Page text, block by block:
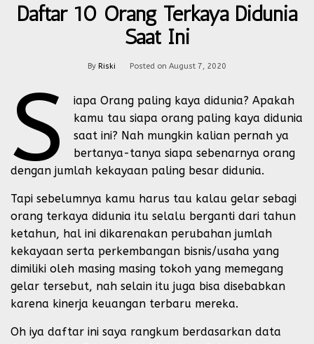
Daftar 10 Orang Terkaya Didunia
Saat Ini
By Riski Posted on August 7, 2020
S
iapa Orang paling kaya didunia? Apakah
kamu tau siapa orang paling kaya didunia
saat ini? Nah mungkin kalian pernah ya
bertanya-tanya siapa sebenarnya orang
dengan jumlah kekayaan paling besar didunia.
Tapi sebelumnya kamu harus tau kalau gelar sebagi
orang terkaya didunia itu selalu berganti dari tahun
ketahun, hal ini dikarenakan perubahan jumlah
kekayaan serta perkembangan bisnis/usaha yang
dimiliki oleh masing masing tokoh yang memegang
gelar tersebut, nah selain itu juga bisa disebabkan
karena kinerja keuangan terbaru mereka.
Oh iya daftar ini saya rangkum berdasarkan data